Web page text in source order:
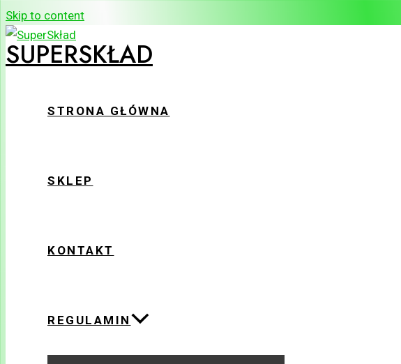
Skip to content
SUPERSKŁAD
STRONA GŁÓWNA
SKLEP
KONTAKT
REGULAMIN